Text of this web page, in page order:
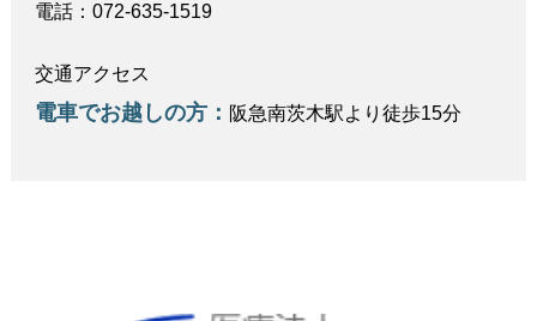
電話：072-635-1519
交通アクセス
電車でお越しの方： 阪急南茨木駅より徒歩15分